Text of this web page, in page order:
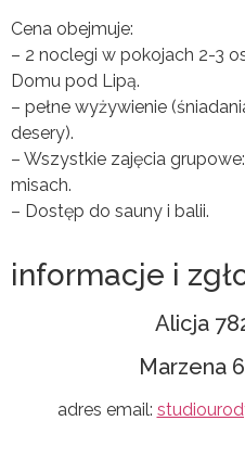
Cena obejmuje:
– 2 noclegi w pokojach 2-3
Domu pod Lipą.
– pełne wyżywienie
desery).
– Wszystkie zajęcia
misach.
– Dostęp do sauny i balii.
informacje i
Alicja
Marzena
adres email: